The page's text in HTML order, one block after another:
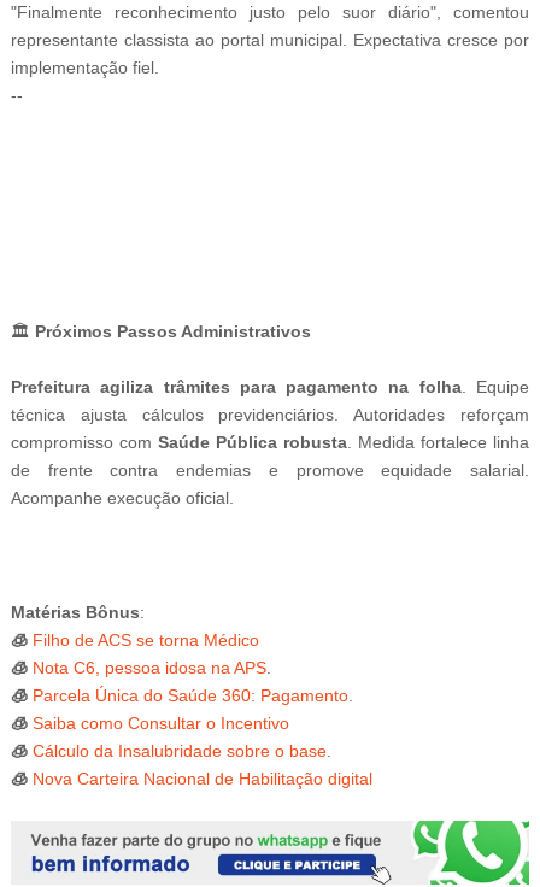
"Finalmente reconhecimento justo pelo suor diário", comentou
representante classista ao portal municipal. Expectativa cresce por
implementação fiel.
--
🏛️ Próximos Passos Administrativos
Prefeitura agiliza trâmites para pagamento na folha. Equipe
técnica ajusta cálculos previdenciários. Autoridades reforçam
compromisso com Saúde Pública robusta . Medida fortalece linha
de frente contra endemias e promove equidade salarial.
Acompanhe execução oficial.
Matérias Bônus:
🧊 Filho de ACS se torna Médico
🧊 Nota C6, pessoa idosa na APS.
🧊 Parcela Única do Saúde 360: Pagamento.
🧊 Saiba como Consultar o Incentivo
🧊 Cálculo da Insalubridade sobre o base.
🧊 Nova Carteira Nacional de Habilitação digital